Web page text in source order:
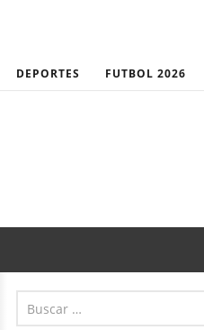
DEPORTES FUTBOL 2026